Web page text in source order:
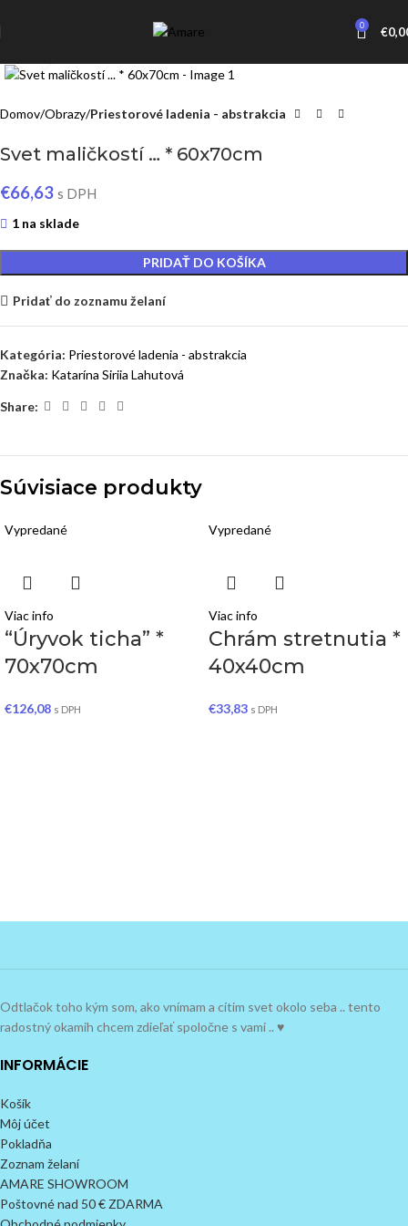
0 €
Domov Obrazy Priestorové ladenia - abstrakcia
Svet maličkostí … * 60x70cm
€66,63 s DPH
1 na sklade
PRIDAŤ DO KOŠÍKA
Pridať do zoznamu želaní
Kategória: Priestorové ladenia - abstrakcia
Značka: Katarína Siriia Lahutová
Share:
Súvisiace produkty
Vypredané
Viac info
“Úryvok ticha” *
70x70cm
€126,08 s DPH
Vypredané
Viac info
Chrám stretnutia *
40x40cm
€33,83 s DPH
Odtlačok toho kým som, ako vnímam a cítim svet okolo seba .. tento
radostný okamih chcem zdieľať spoločne s vami .. ♥
INFORMÁCIE
Košík
Môj účet
Pokladňa
Zoznam želaní
AMARE SHOWROOM
Poštovné nad 50 € ZDARMA